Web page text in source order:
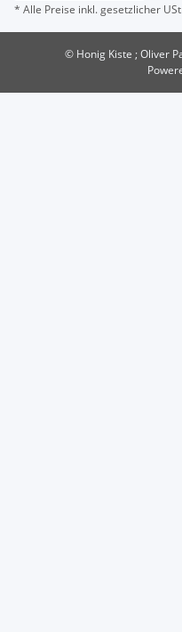
* Alle Preise inkl. gesetzlicher
© Honig Kiste ; Oliver